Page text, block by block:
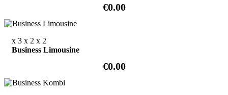
€0.00
x 3 x 2 x 2
Business Limousine
€0.00